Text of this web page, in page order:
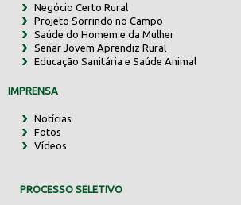
Negócio Certo Rural
Projeto Sorrindo no Campo
Saúde do Homem e da Mulher
Senar Jovem Aprendiz Rural
Educação Sanitária e Saúde Animal
IMPRENSA
Notícias
Fotos
Vídeos
PROCESSO SELETIVO